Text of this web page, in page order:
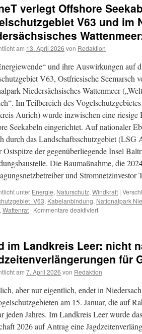
verlegt Offshore
V63 und im
am 13. April 2026 von Redaktion
und ihre Auswirkungen auf
V63, Ostfriesische Seemarsch
Niedersächsisches Wattenmeer
Im Teilbereich des
Aurich) wurde inzwischen eine
Seekabeln eingerichtet. Auf nationaler
durch das Landschaftsschutzgebiet
Ostspitze der gegenüberliegende Insel
Die Baumaßnahme, die
und Stromnetzinvestor
unter Energie, Naturschutz, Windkraft |
, Kabelanbindung, Nationalpark
, Wattenrat | Kommentare deaktiviertfür
Seekabel:
„Energiewende“
im
EU-
V63
und
Nationalpark
im Landkreis Leer: nicht
für
am 7. April 2026 von Redaktion
aber nur eigentlich, endet in
am 15. Januar, die auf
jeden Jahres. Im Landkreis Leer wurde
2026 auf Antrag eine